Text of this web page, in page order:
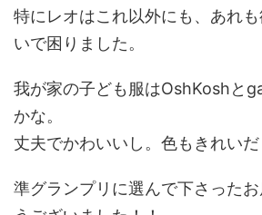
特にレオはこれ以外にも、あれ
いで困りました。
我が家の子ども服はOshKoshと
かな。
丈夫でかわいいし。色もきれいだ
準グランプリに選んで下さった